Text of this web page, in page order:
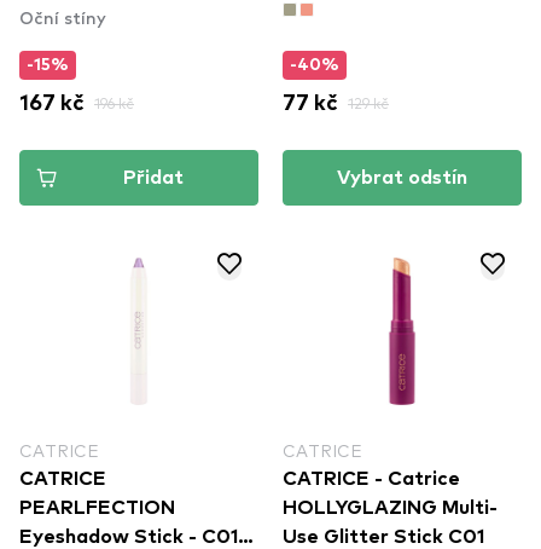
Oční stíny
-15%
167 kč 196 kč
Přidat
-40%
77 kč 129 kč
Vybrat odstín
CATRICE
CATRICE
PEARLFECTION
Eyeshadow Stick - C01
CATRICE
CATRICE - Catrice
HOLLYGLAZING Multi-
Use Glitter Stick C01